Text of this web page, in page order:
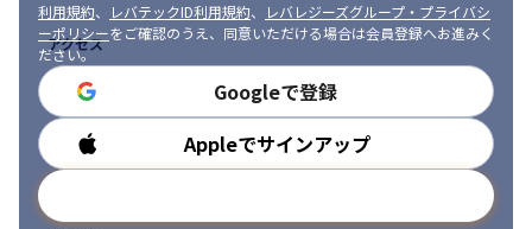
利用規約、 レバテックID利用規約、
レバレジーズグループ・プライバシ
ーポリシーをご確認のうえ、同意いただける場合は会員登録へお進みく
ださい。
Googleで登録
Appleでサインアップ
アクセス
勤務時間